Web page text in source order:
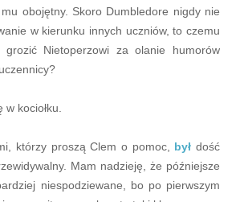
obojętny. Skoro Dumbledore nigdy nie
w kierunku innych uczniów, to czemu
grozić Nietoperzowi za olanie humorów
kociołku.
którzy proszą Clem o pomoc, był dość
Mam nadzieję, że późniejsze
niespodziewane, bo po pierwszym